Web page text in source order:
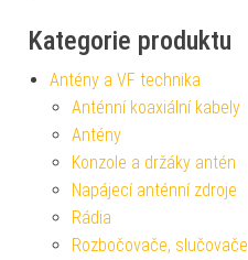
Kategorie produktu
Antény a VF technika
Anténní koaxiální kabely
Antény
Konzole a držáky antén
Napájecí anténní zdroje
Rádia
Rozbočovače, slučovače